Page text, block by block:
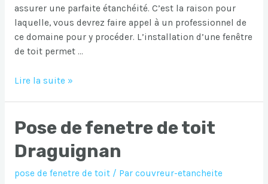
assurer une parfaite étanchéité. C’est la raison pour
laquelle, vous devrez faire appel à un professionnel de
ce domaine pour y procéder. L’installation d’une fenêtre
de toit permet …
Pose
de
toit
Draguignan
Lire la suite »
Pose de fenetre de toit
Draguignan
pose de fenetre de toit/ Par couvreur-etancheite